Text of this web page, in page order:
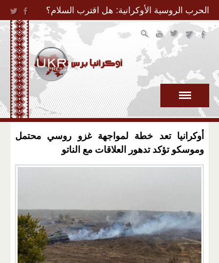
Jump to Navigation
الحرب الروسية الأوكرانية: هل اقترب السلام؟
أوكرانيا تعد خطة لمواجهة غزو روسي محتمل
وموسكو تؤكد تدهور العلاقات مع الناتو